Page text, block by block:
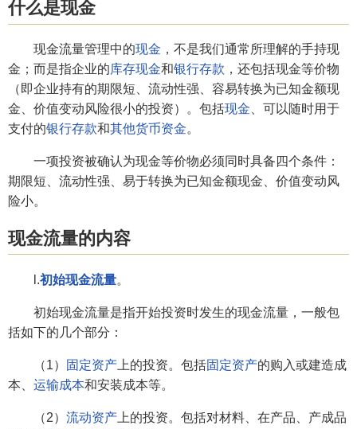
什么是现金
现金流量管理中的现金 ，不是我们通常所理解的手持现
金；而是指企业的库存现金和银行存款 ，还包括现金等价物
（即企业持有的期限短、流动性强、容易转换为已知金额现
金、价值变动风险很小的投资）。包括现金 、可以随时用于
支付的银行存款和其他货币资金。
一项投资被确认为现金等价物必须同时具备四个条件：
期限短、流动性强、易于转换为已知金额现金、价值变动风
险小。
现金流量的内容
l.初始现金流量。
初始现金流量是指开始投资时发生的现金流量，一般包
括如下的几个部分：
（1） 固定资产 上的投资。包括固定资产的购入或建造成
本、 运输成本和安装成本等。
（2） 流动资产 上的投资。包括对材料、在产品、产成品